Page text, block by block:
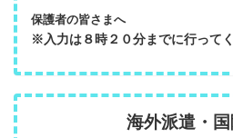
保護者の皆さまへ
※入力は８時２０分までに行ってく
海外派遣・